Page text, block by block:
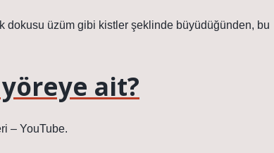
üzüm gibi kistler şeklinde büyüdüğünden, bu
ait?
– YouTube.